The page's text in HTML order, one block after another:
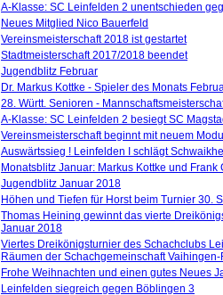
A-Klasse: SC Leinfelden 2 unentschieden
Neues Mitglied Nico Bauerfeld
Vereinsmeisterschaft 2018 ist gestartet
Stadtmeisterschaft 2017/2018 beendet
Jugendblitz Februar
Dr. Markus Kottke - Spieler des Monats
28. Württ. Senioren -
A-Klasse: SC Leinfelden 2 besiegt SC
Vereinsmeisterschaft beginnt mit neuem
Auswärtssieg ! Leinfelden I schlägt
Monatsblitz Januar: Markus Kottke und
Jugendblitz Januar 2018
Höhen und Tiefen für Horst beim Turnier 30.
Thomas Heining gewinnt das vierte
Januar 2018
Viertes Dreikönigsturnier des Schachclubs
Räumen der Schachgemeinschaft
Frohe Weihnachten und einen gutes Neues
Leinfelden siegreich gegen Böblingen 3